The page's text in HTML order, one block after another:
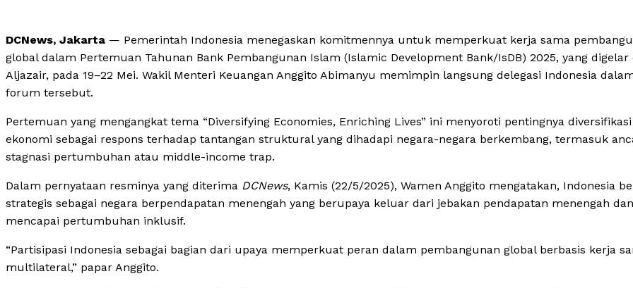
DCNews, Jakarta — Pemerintah Indonesia menegaskan komitmennya untuk memperkuat kerja sama
global dalam Pertemuan Tahunan Bank Pembangunan Islam (Islamic Development Bank/IsDB) 2025, yang digelar
Aljazair, pada 19–22 Mei. Wakil Menteri Keuangan Anggito Abimanyu memimpin langsung delegasi Indonesia
forum tersebut.
Pertemuan yang mengangkat tema “Diversifying Economies, Enriching Lives” ini menyoroti pentingnya diversifikasi
ekonomi sebagai respons terhadap tantangan struktural yang dihadapi negara-negara berkembang, termasuk
stagnasi pertumbuhan atau middle-income trap.
Dalam pernyataan resminya yang diterima DCNews, Kamis (22/5/2025), Wamen Anggito mengatakan, Indonesia
strategis sebagai negara berpendapatan menengah yang berupaya keluar dari jebakan pendapatan menengah dan
mencapai pertumbuhan inklusif.
“Partisipasi Indonesia sebagai bagian dari upaya memperkuat peran dalam pembangunan global berbasis kerja
multilateral,” papar Anggito.